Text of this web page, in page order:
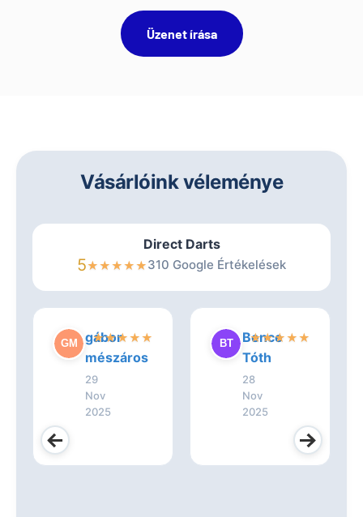
Üzenet írása
Vásárlóink véleménye
Direct Darts
5★★★★★310 Google Értékelések
gábor
mészáros
29
Nov
2025
★★★★★
Bence
Tóth
28
Nov
2025
★★★★★